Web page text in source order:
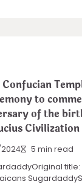
to
of the
Civilization
2024 5 min read
title: